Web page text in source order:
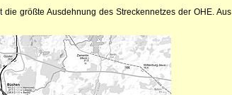
größte Ausdehnung des Streckennetzes der OHE. Aus